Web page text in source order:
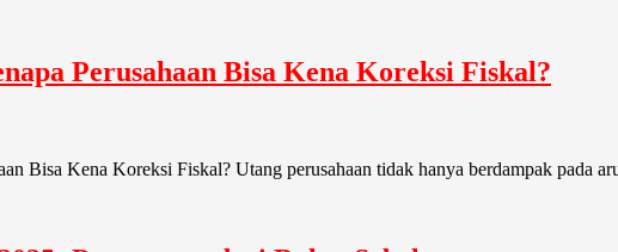
Perusahaan Bisa Kena Koreksi Fiskal?
Bisa Kena Koreksi Fiskal? Utang perusahaan tidak hanya berdampak pada